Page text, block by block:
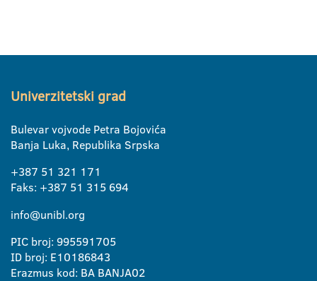
Univerzitetski grad
Bulevar vojvode Petra Bojovića
Banja Luka, Republika Srpska
+387 51 321 171
Faks: +387 51 315 694
info@unibl.org
PIC broj: 995591705
ID broj: E10186843
Erazmus kod: BA BANJA02